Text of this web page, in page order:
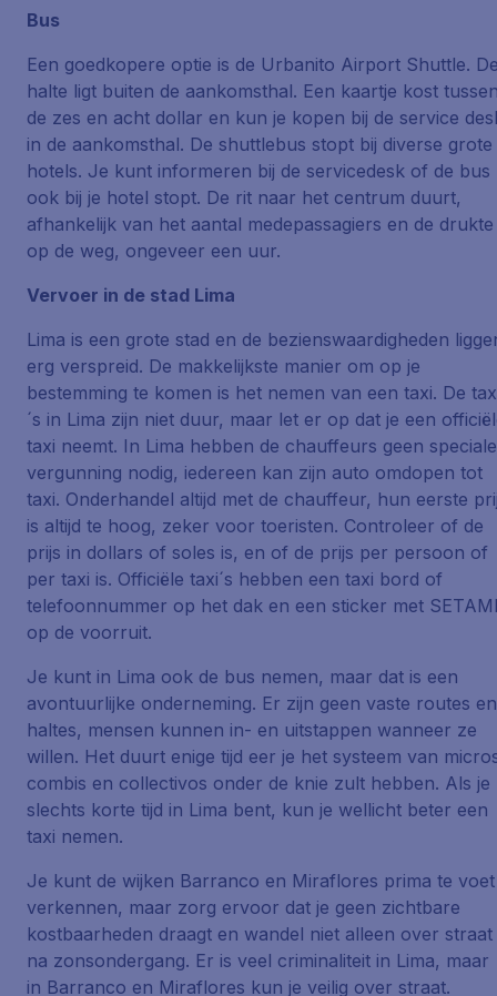
Bus
Een goedkopere optie is de Urbanito Airport Shuttle.
halte ligt buiten de aankomsthal. Een kaartje kost
de zes en acht dollar en kun je kopen bij de service
in de aankomsthal. De shuttlebus stopt bij diverse grote
hotels. Je kunt informeren bij de servicedesk of de bus
ook bij je hotel stopt. De rit naar het centrum duurt,
afhankelijk van het aantal medepassagiers en de drukte
op de weg, ongeveer een uur.
Vervoer in de stad Lima
Lima is een grote stad en de bezienswaardigheden
erg verspreid. De makkelijkste manier om op je
bestemming te komen is het nemen van een taxi. De
´s in Lima zijn niet duur, maar let er op dat je een
taxi neemt. In Lima hebben de chauffeurs geen speciale
vergunning nodig, iedereen kan zijn auto omdopen tot
taxi. Onderhandel altijd met de chauffeur, hun eerste
is altijd te hoog, zeker voor toeristen. Controleer of de
prijs in dollars of soles is, en of de prijs per persoon of
per taxi is. Officiële taxi´s hebben een taxi bord of
telefoonnummer op het dak en een sticker met
op de voorruit.
Je kunt in Lima ook de bus nemen, maar dat is een
avontuurlijke onderneming. Er zijn geen vaste routes en
haltes, mensen kunnen in- en uitstappen wanneer ze
willen. Het duurt enige tijd eer je het systeem van
combis en collectivos onder de knie zult hebben. Als je
slechts korte tijd in Lima bent, kun je wellicht beter een
taxi nemen.
Je kunt de wijken Barranco en Miraflores prima te voet
verkennen, maar zorg ervoor dat je geen zichtbare
kostbaarheden draagt en wandel niet alleen over straat
na zonsondergang. Er is veel criminaliteit in Lima, maar
in Barranco en Miraflores kun je veilig over straat.